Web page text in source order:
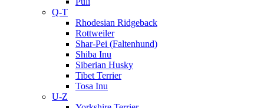
Q-T
Rhodesian Ridgeback
Rottweiler
Shar-Pei (Faltenhund)
Shiba Inu
Siberian Husky
Tibet Terrier
Tosa Inu
U-Z